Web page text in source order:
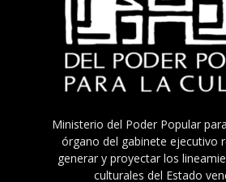
Ministerio del Poder Popular
órgano del gabinete ejecutivo
generar y proyectar los
culturales del Estado